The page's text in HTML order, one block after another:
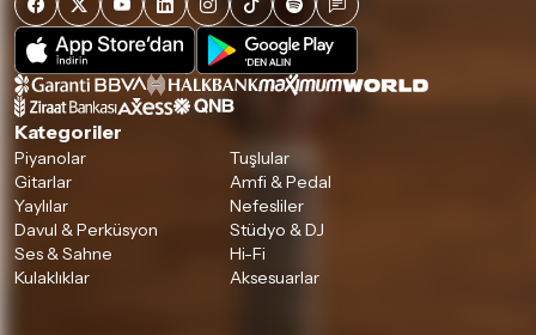
Detaylar içintıklayınız
Kategoriler
Piyanolar
Tuşlular
Gitarlar
Amfi & Pedal
Yaylılar
Nefesliler
Davul & Perküsyon
Stüdyo & DJ
Ses & Sahne
Hi-Fi
Kulaklıklar
Aksesuarlar